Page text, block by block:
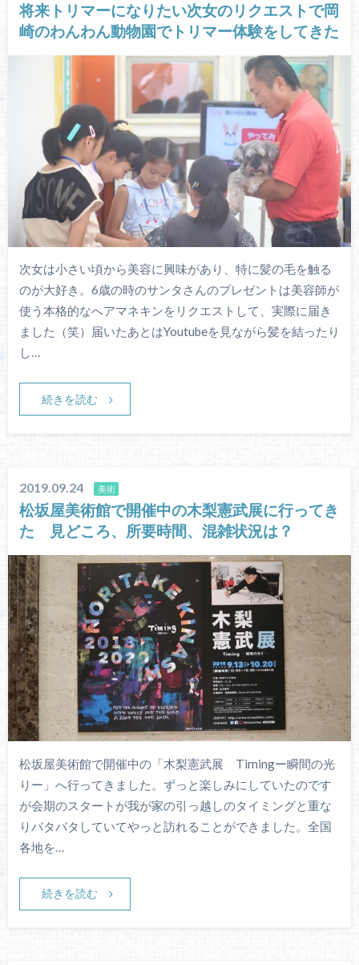
将来トリマーになりたい次女のリクエストで岡
崎のわんわん動物園でトリマー体験をしてきた
次女は小さい頃から美容に興味があり、特に髪の毛を触る
のが大好き。6歳の時のサンタさんのプレゼントは美容師が
使う本格的なへアマネキンをリクエストして、実際に届き
ました（笑）届いたあとはYoutubeを見ながら髪を結ったり
し…
続きを読む
2019.09.24 美術
松坂屋美術館で開催中の木梨憲武展に行ってき
た 見どころ、所要時間、混雑状況は？
松坂屋美術館で開催中の「木梨憲武展 Timingー瞬間の光
りー」へ行ってきました。ずっと楽しみにしていたのです
が会期のスタートが我が家の引っ越しのタイミングと重な
りバタバタしていてやっと訪れることができました。全国
各地を…
続きを読む